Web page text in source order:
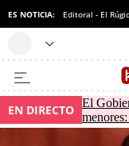
ES NOTICIA: Editoral - El
EN DIRECTO El